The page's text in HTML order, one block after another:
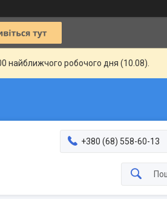
найближчого робочого дня (10.08).
+380 (68) 558-60-13